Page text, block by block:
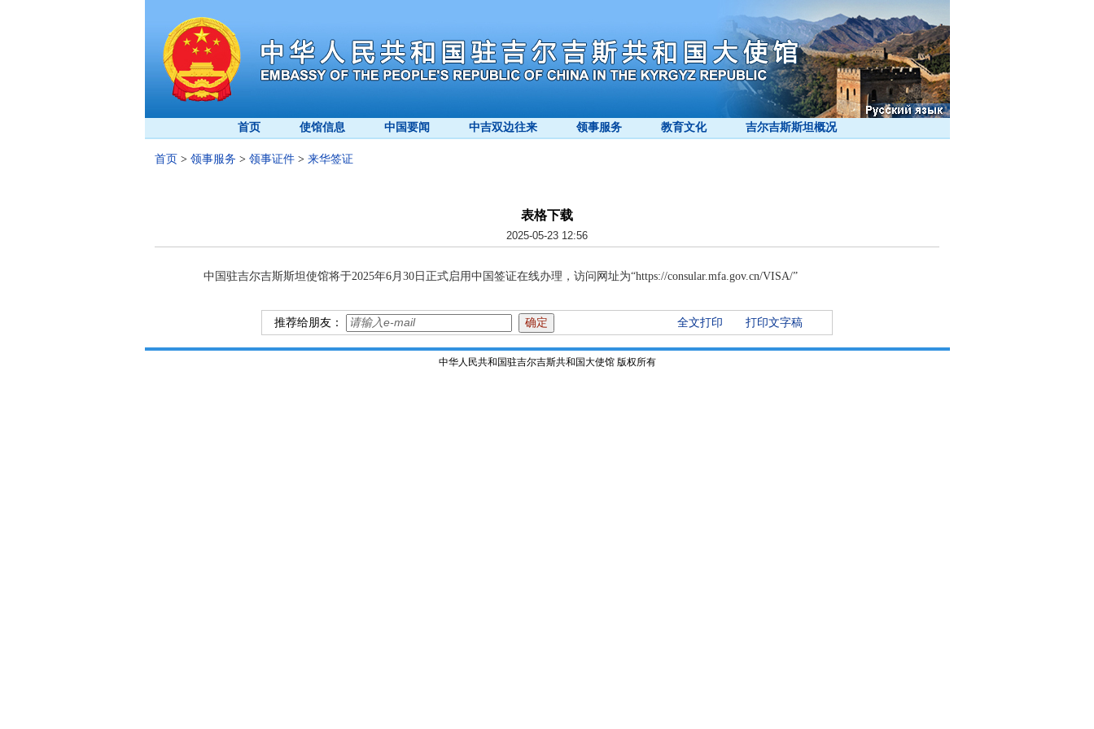
首页 使馆信息 中国要闻 中吉双边往来 领事服务 教育文化 吉尔吉斯斯坦概况
首页 > 领事服务 > 领事证件 > 来华签证
表格下载
2025-05-23 12:56
中国驻吉尔吉斯斯坦使馆将于2025年6月30日正式启用中国签证在线办理，访问网址为“https://consular.mfa.gov.cn/VISA/”
推荐给朋友： 全文打印 打印文字稿
中华人民共和国驻吉尔吉斯共和国大使馆 版权所有